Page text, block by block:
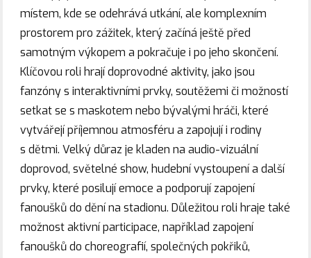
místem, kde se odehrává utkání, ale komplexním
prostorem pro zážitek, který začíná ještě před
samotným výkopem a pokračuje i po jeho skončení.
Klíčovou roli hrají doprovodné aktivity, jako jsou
fanzóny s interaktivními prvky, soutěžemi či možností
setkat se s maskotem nebo bývalými hráči, které
vytvářejí příjemnou atmosféru a zapojují i rodiny
s dětmi. Velký důraz je kladen na audio-vizuální
doprovod, světelné show, hudební vystoupení a další
prvky, které posilují emoce a podporují zapojení
fanoušků do dění na stadionu. Důležitou roli hraje také
možnost aktivní participace, například zapojení
fanoušků do choreografií, společných pokřiků,